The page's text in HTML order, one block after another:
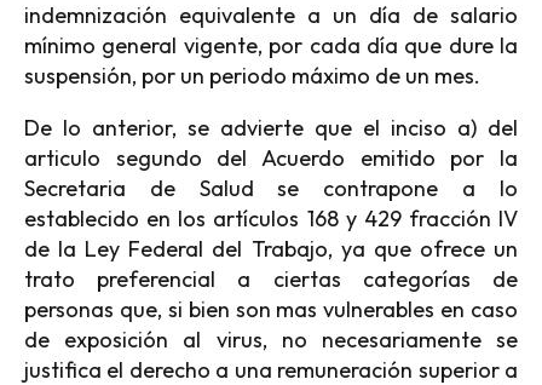
indemnización equivalente a un día de salario
mínimo general vigente, por cada día que dure la
suspensión, por un periodo máximo de un mes.
De lo anterior, se advierte que el inciso a) del
articulo segundo del Acuerdo emitido por la
Secretaria de Salud se contrapone a lo
establecido en los artículos 168 y 429 fracción IV
de la Ley Federal del Trabajo, ya que ofrece un
trato preferencial a ciertas categorías de
personas que, si bien son mas vulnerables en caso
de exposición al virus, no necesariamente se
justifica el derecho a una remuneración superior a